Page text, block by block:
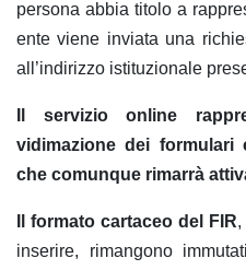
persona abbia titolo a
ente viene inviata una
all’indirizzo istituzionale
Il servizio online
vidimazione dei formulari
che comunque rimarrà
Il formato cartaceo del FIR
inserire, rimangono